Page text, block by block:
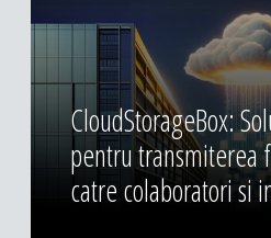
CloudStorageBox:
pentru transmiterea
catre colaboratori si